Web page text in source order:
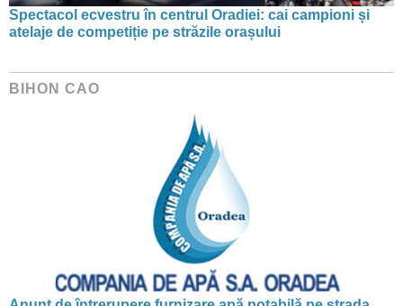
Spectacol ecvestru în centrul Oradiei: cai campioni și
atelaje de competiție pe străzile orașului
BIHON CAO